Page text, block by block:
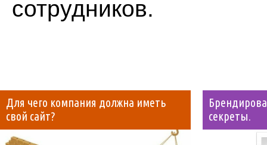
сотрудников.
Для чего компания должна иметь
свой сайт?
секреты.